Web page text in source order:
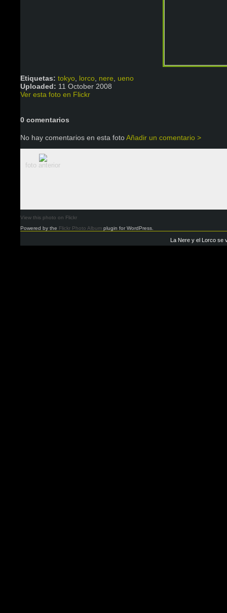
Etiquetas: tokyo lorco nere
ueno
Uploaded: 11 October 2008
Ver esta foto en Flickr
0 comentarios
No hay comentarios en esta fotoAñadir un comentario >
foto anterior
View this photo on Flickr
Powered by the Flickr Photo Album plugin for WordPress.
La Nere y el Lorco se